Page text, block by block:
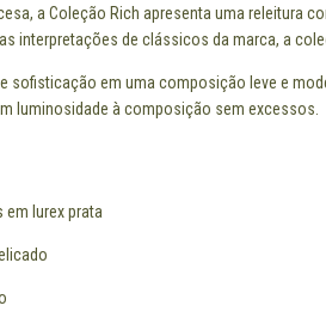
a Coleção Rich apresenta uma releitura
interpretações de clássicos da marca, a
sofisticação em uma composição leve e
luminosidade à composição sem excessos.
lurex prata